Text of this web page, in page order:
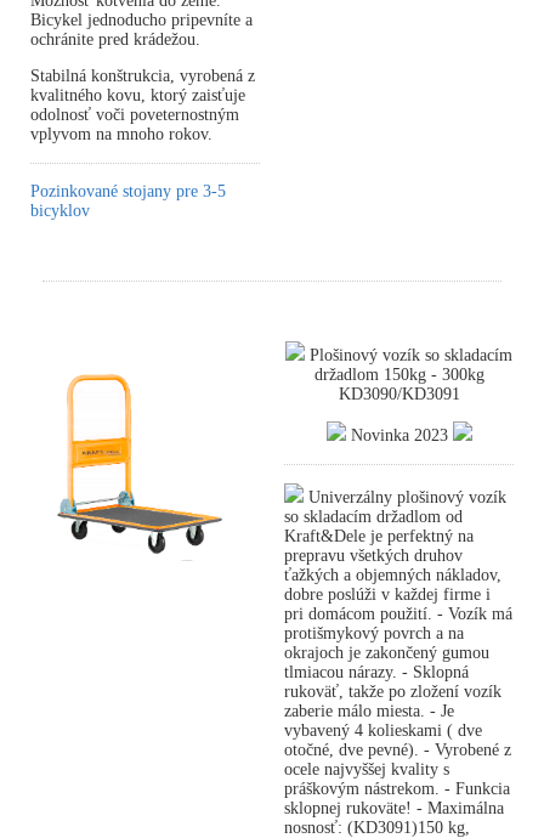
Bicykel jednoducho pripevníte a
ochránite pred krádežou.
Stabilná konštrukcia, vyrobená z
kvalitného kovu, ktorý zaisťuje
odolnosť voči poveternostným
vplyvom na mnoho rokov.
Pozinkované stojany pre 3-5
bicyklov
Plošinový vozík so skladacím
držadlom 150kg - 300kg
KD3090/KD3091
Novinka 2023
Univerzálny plošinový vozík
so skladacím držadlom od
Kraft&Dele je perfektný na
prepravu všetkých druhov
ťažkých a objemných nákladov,
dobre poslúži v každej firme i
pri domácom použití. - Vozík má
protišmykový povrch a na
okrajoch je zakončený gumou
tlmiacou nárazy. - Sklopná
rukoväť, takže po zložení vozík
zaberie málo miesta. - Je
vybavený 4 kolieskami ( dve
otočné, dve pevné). - Vyrobené z
ocele najvyššej kvality s
práškovým nástrekom. - Funkcia
sklopnej rukoväte! - Maximálna
nosnosť: (KD3091)150 kg,